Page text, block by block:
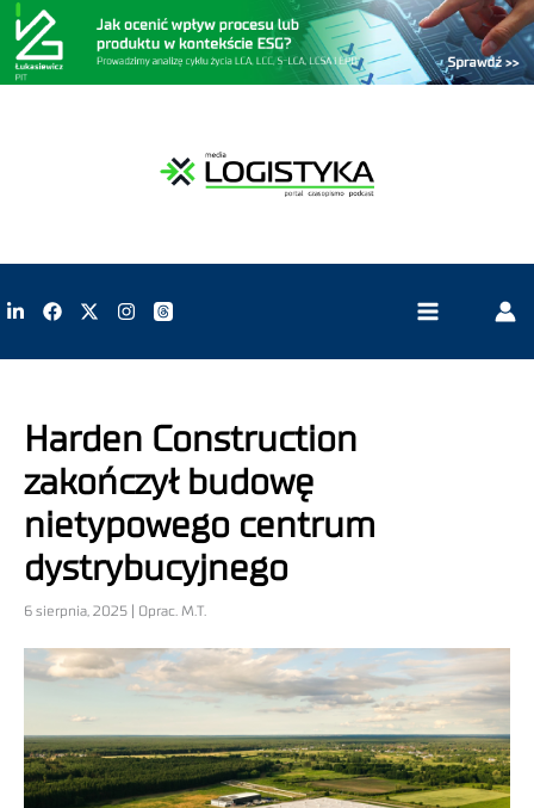
Harden Construction
zakończył budowę
nietypowego centrum
dystrybucyjnego
6 sierpnia, 2025 | Oprac. M.T.